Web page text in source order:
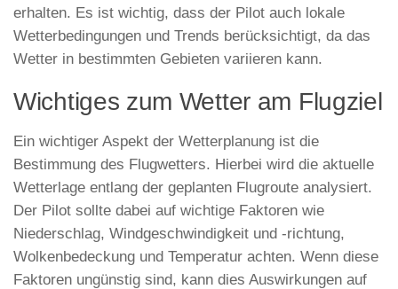
erhalten. Es ist wichtig, dass der Pilot auch lokale
Wetterbedingungen und Trends berücksichtigt, da das
Wetter in bestimmten Gebieten variieren kann.
Wichtiges zum Wetter am Flugziel
Ein wichtiger Aspekt der Wetterplanung ist die
Bestimmung des Flugwetters. Hierbei wird die aktuelle
Wetterlage entlang der geplanten Flugroute analysiert.
Der Pilot sollte dabei auf wichtige Faktoren wie
Niederschlag, Windgeschwindigkeit und -richtung,
Wolkenbedeckung und Temperatur achten. Wenn diese
Faktoren ungünstig sind, kann dies Auswirkungen auf